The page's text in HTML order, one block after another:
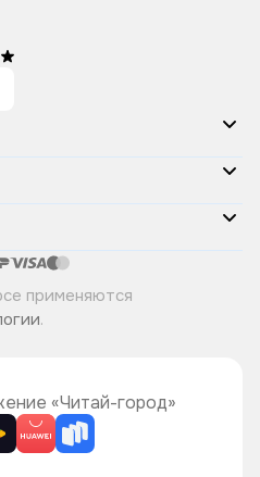
применяются
.
«Читай-город»